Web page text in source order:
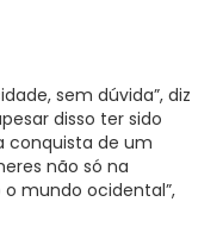
sem dúvida”, diz
disso ter sido
conquista de um
não só na
mundo ocidental”,